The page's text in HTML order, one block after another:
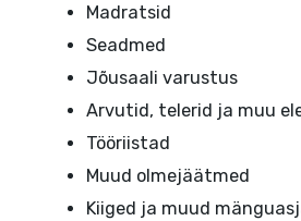
Madratsid
Seadmed
Jõusaali varustus
Arvutid, telerid ja muu
Tööriistad
Muud olmejäätmed
Kiiged ja muud